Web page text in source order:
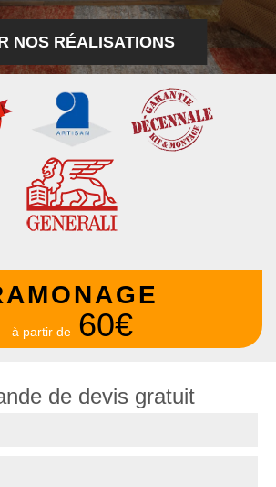
NOS RÉALISATIONS
à partir de 60€
de devis gratuit